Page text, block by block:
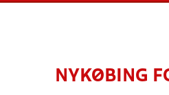
NYKØBING